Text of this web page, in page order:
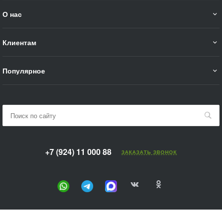
О нас
Клиентам
Популярное
+7 (924) 11 000 88 ЗАКАЗАТЬ ЗВОНОК